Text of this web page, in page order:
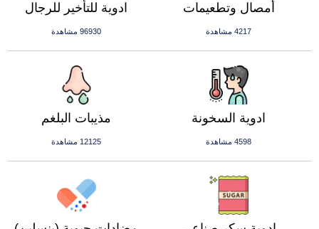
ادوية للتأخير للرجال
96930 مشاهدة
أمصال وتطعيمات
4217 مشاهدة
مذيبات البلغم
12125 مشاهدة
ادوية السخونة
4598 مشاهدة